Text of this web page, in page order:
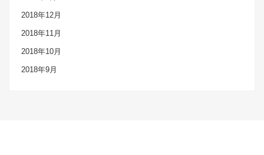
2018年12月
2018年11月
2018年10月
2018年9月